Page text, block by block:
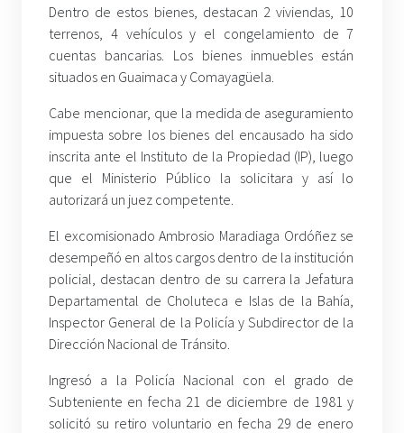
Dentro de estos bienes, destacan 2 viviendas, 10
terrenos, 4 vehículos y el congelamiento de 7
cuentas bancarias. Los bienes inmuebles están
situados en Guaimaca y Comayagüela.
Cabe mencionar, que la medida de aseguramiento
impuesta sobre los bienes del encausado ha sido
inscrita ante el Instituto de la Propiedad (IP), luego
que el Ministerio Público la solicitara y así lo
autorizará un juez competente.
El excomisionado Ambrosio Maradiaga Ordóñez se
desempeñó en altos cargos dentro de la institución
policial, destacan dentro de su carrera la Jefatura
Departamental de Choluteca e Islas de la Bahía,
Inspector General de la Policía y Subdirector de la
Dirección Nacional de Tránsito.
Ingresó a la Policía Nacional con el grado de
Subteniente en fecha 21 de diciembre de 1981 y
solicitó su retiro voluntario en fecha 29 de enero